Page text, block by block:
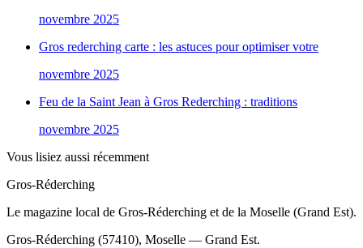
novembre 2025
Gros rederching carte : les astuces pour optimiser votre
novembre 2025
Feu de la Saint Jean à Gros Rederching : traditions
novembre 2025
Vous lisiez aussi récemment
Gros-Réderching
Le magazine local de Gros-Réderching et de la Moselle (Grand Est).
Gros-Réderching (57410), Moselle — Grand Est.